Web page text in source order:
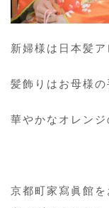
新婦様は日本髪ア
髪飾りはお母様の
華やかなオレン
京都町家寫眞館